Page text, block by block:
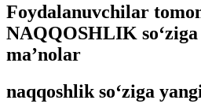
Foydalanuvchilar
NAQQOSHLIK
ma’nolar
naqqoshlik so‘ziga